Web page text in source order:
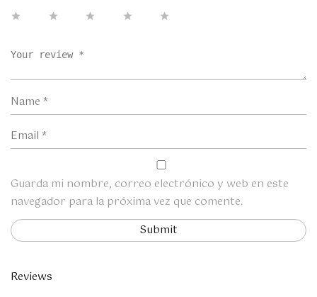
Guarda mi nombre, correo electrónico y web en este
navegador para la próxima vez que comente.
Reviews